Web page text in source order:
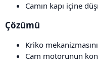
Camın kapı içine
Çözümü​
Kriko
Cam motorunun